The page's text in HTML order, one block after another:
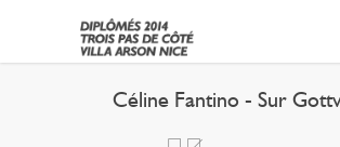
Céline Fantino - Sur